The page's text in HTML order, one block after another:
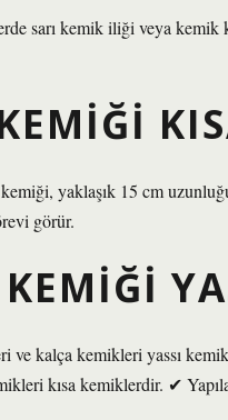
sarı kemik iliği veya
yaklaşık 15 cm
görür.
ve kalça kemikleri yassı
kısa kemiklerdir. ✔